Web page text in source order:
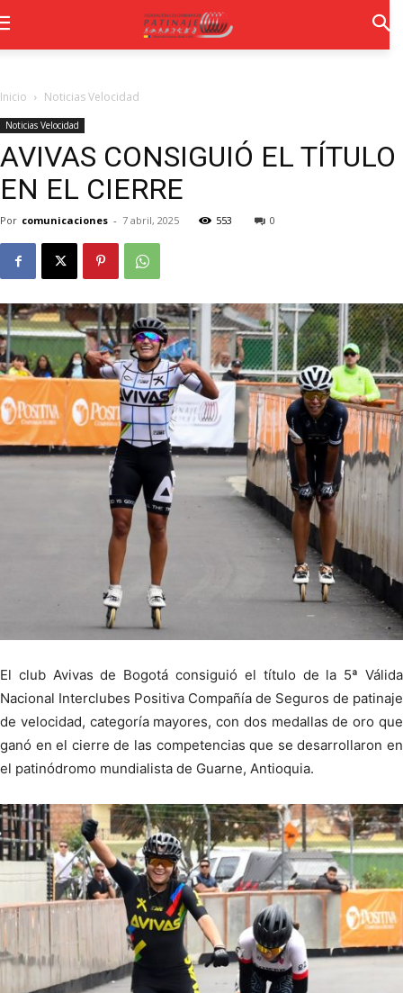
Inicio Noticias Velocidad
Noticias Velocidad
AVIVAS CONSIGUIÓ EL TÍTULO
EN EL CIERRE
Por comunicaciones - 7 abril, 2025 553 0
El club Avivas de Bogotá consiguió el título de la 5ª Válida
Nacional Interclubes Positiva Compañía de Seguros de patinaje
de velocidad, categoría mayores, con dos medallas de oro que
ganó en el cierre de las competencias que se desarrollaron en
el patinódromo mundialista de Guarne, Antioquia.